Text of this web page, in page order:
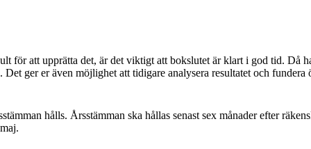
för att upprätta det, är det viktigt att bokslutet är klart i god tid. Då
ger er även möjlighet att tidigare analysera resultatet och
hålls. Årsstämman ska hållas senast sex månader efter